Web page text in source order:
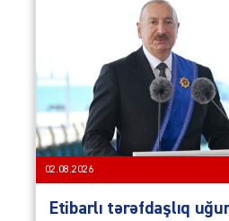
02.08.2026
Etibarlı tərəfdaşlıq